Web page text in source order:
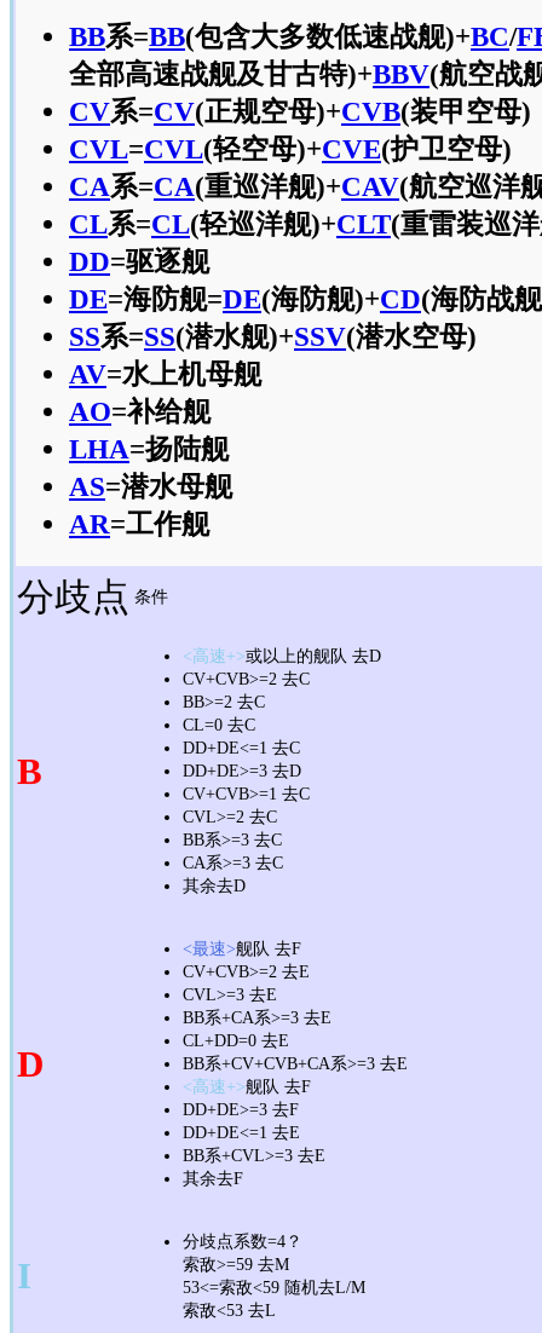
BB系=BB(包含大多数低速战舰)+BC/
全部高速战舰及甘古特)+BBV(航空战
CV系=CV(正规空母)+CVB(装甲空母)
CVL=CVL(轻空母)+CVE(护卫空母)
CA系=CA(重巡洋舰)+CAV(航空巡洋
CL系=CL(轻巡洋舰)+CLT(重雷装巡
DD=驱逐舰
DE=海防舰=DE(海防舰)+CD(海防战
SS系=SS(潜水舰)+SSV(潜水空母)
AV=水上机母舰
AO=补给舰
LHA=扬陆舰
AS=潜水母舰
AR=工作舰
分歧点 条件
B
<高速+>或以上的舰队 去D
CV+CVB>=2 去C
BB>=2 去C
CL=0 去C
DD+DE<=1 去C
DD+DE>=3 去D
CV+CVB>=1 去C
CVL>=2 去C
BB系>=3 去C
CA系>=3 去C
其余去D
D
<最速>舰队 去F
CV+CVB>=2 去E
CVL>=3 去E
BB系+CA系>=3 去E
CL+DD=0 去E
BB系+CV+CVB+CA系>=3 去E
<高速+>舰队 去F
DD+DE>=3 去F
DD+DE<=1 去E
BB系+CVL>=3 去E
其余去F
I
分歧点系数=4？
索敌>=59 去M
53<=索敌<59 随机去L/M
索敌<53 去L